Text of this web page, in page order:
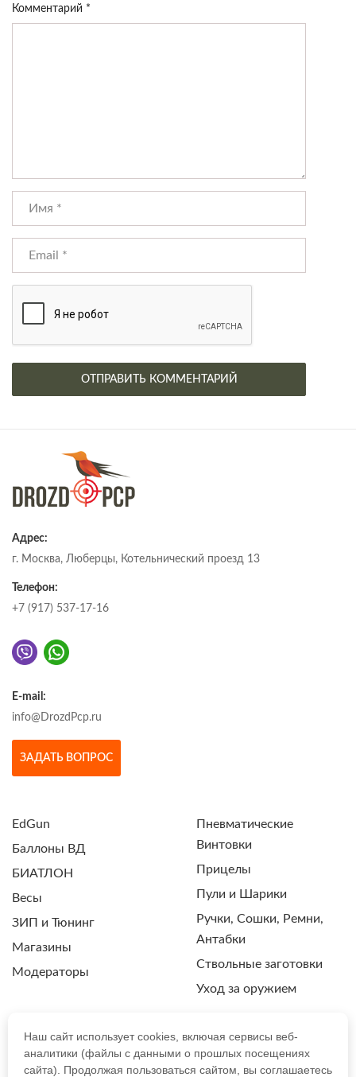
Комментарий *
Адрес:
г. Москва, Люберцы, Котельнический проезд 13
Телефон:
+7 (917) 537-17-16
E-mail:
info@DrozdPcp.ru
ЗАДАТЬ ВОПРОС
EdGun
Баллоны ВД
БИАТЛОН
Весы
ЗИП и Тюнинг
Магазины
Модераторы
Пневматические
Винтовки
Прицелы
Пули и Шарики
Ручки, Сошки, Ремни,
Антабки
Ствольные заготовки
Уход за оружием
ПОЛИТИКА КОНФИДЕНЦИАЛЬНОСТИ
Наш сайт использует cookies, включая сервисы веб-
аналитики (файлы с данными о прошлых посещениях
сайта). Продолжая пользоваться сайтом, вы соглашаетесь